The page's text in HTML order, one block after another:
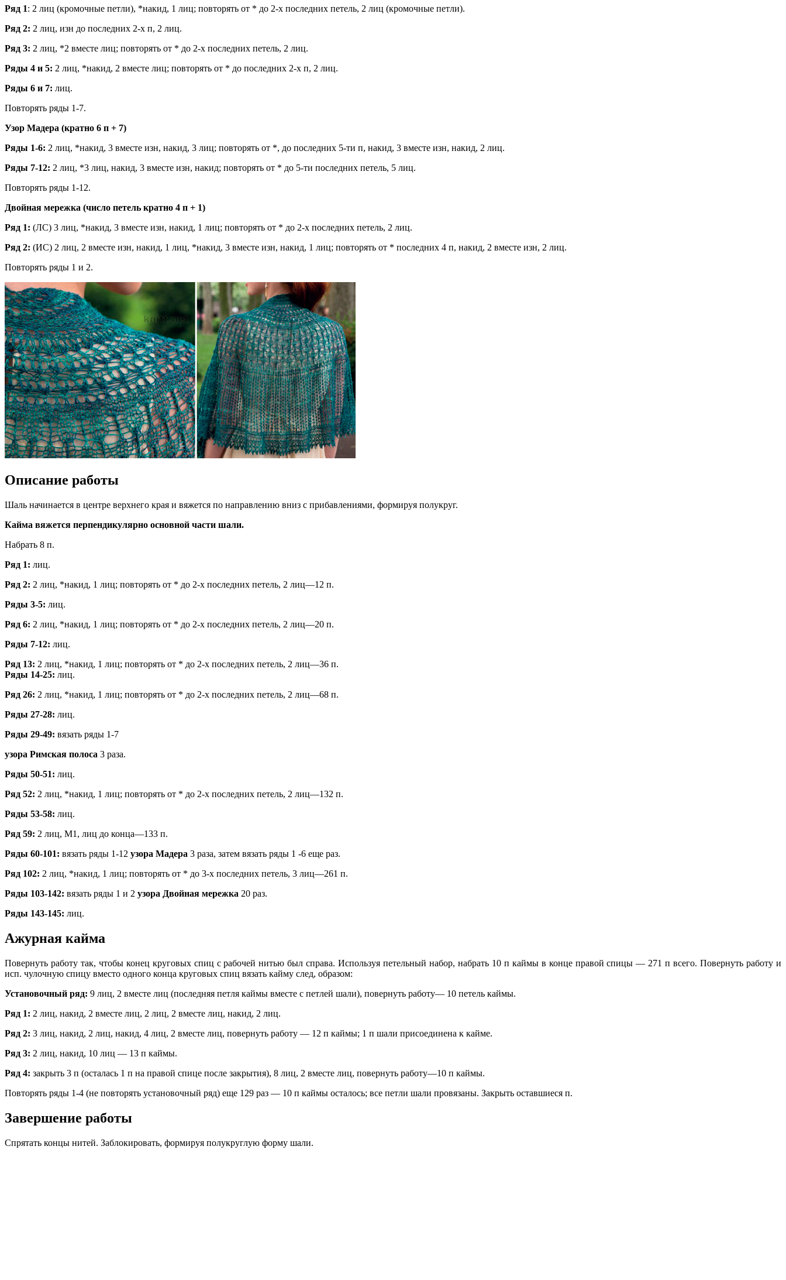
Ряд 1: 2 лиц (кромочные петли), *накид, 1 лиц; повторять от * до 2-х последних петель, 2 лиц (кромочные петли).
Ряд 2: 2 лиц, изн до последних 2-х п, 2 лиц.
Ряд 3: 2 лиц, *2 вместе лиц; повторять от * до 2-х последних петель, 2 лиц.
Ряды 4 и 5: 2 лиц, *накид, 2 вместе лиц; повторять от * до последних 2-х п, 2 лиц.
Ряды 6 и 7: лиц.
Повторять ряды 1-7.
Узор Мадера (кратно 6 п + 7)
Ряды 1-6: 2 лиц, *накид, 3 вместе изн, накид, 3 лиц; повторять от *, до последних 5-ти п, накид, 3 вместе изн, накид, 2 лиц.
Ряды 7-12: 2 лиц, *3 лиц, накид, 3 вместе изн, накид; повторять от * до 5-ти последних петель, 5 лиц.
Повторять ряды 1-12.
Двойная мережка (число петель кратно 4 п + 1)
Ряд 1: (ЛС) 3 лиц, *накид, 3 вместе изн, накид, 1 лиц; повторять от * до 2-х последних петель, 2 лиц.
Ряд 2: (ИС) 2 лиц, 2 вместе изн, накид, 1 лиц, *накид, 3 вместе изн, накид, 1 лиц; повторять от * последних 4 п, накид, 2 вместе изн, 2 лиц.
Повторять ряды 1 и 2.
Описание работы
Шаль начинается в центре верхнего края и вяжется по направлению вниз с прибавлениями, формируя полукруг.
Кайма вяжется перпендикулярно основной части шали.
Набрать 8 п.
Ряд 1: лиц.
Ряд 2: 2 лиц, *накид, 1 лиц; повторять от * до 2-х последних петель, 2 лиц—12 п.
Ряды 3-5: лиц.
Ряд 6: 2 лиц, *накид, 1 лиц; повторять от * до 2-х последних петель, 2 лиц—20 п.
Ряды 7-12: лиц.
Ряд 13: 2 лиц, *накид, 1 лиц; повторять от * до 2-х последних петель, 2 лиц—36 п.
Ряды 14-25: лиц.
Ряд 26: 2 лиц, *накид, 1 лиц; повторять от * до 2-х последних петель, 2 лиц—68 п.
Ряды 27-28: лиц.
Ряды 29-49: вязать ряды 1-7
узора Римская полоса 3 раза.
Ряды 50-51: лиц.
Ряд 52: 2 лиц, *накид, 1 лиц; повторять от * до 2-х последних петель, 2 лиц—132 п.
Ряды 53-58: лиц.
Ряд 59: 2 лиц, М1, лиц до конца—133 п.
Ряды 60-101: вязать ряды 1-12 узора Мадера 3 раза, затем вязать ряды 1 -6 еще раз.
Ряд 102: 2 лиц, *накид, 1 лиц; повторять от * до 3-х последних петель, 3 лиц—261 п.
Ряды 103-142: вязать ряды 1 и 2 узора Двойная мережка 20 раз.
Ряды 143-145: лиц.
Ажурная кайма
Повернуть работу так, чтобы конец круговых спиц с рабочей нитью был справа. Используя петельный набор, набрать 10 п каймы в конце правой спицы — 271 п всего. Повернуть работу и
исп. чулочную спицу вместо одного конца круговых спиц вязать кайму след, образом:
Установочный ряд: 9 лиц, 2 вместе лиц (последняя петля каймы вместе с петлей шали), повернуть работу— 10 петель каймы.
Ряд 1: 2 лиц, накид, 2 вместе лиц, 2 лиц, 2 вместе лиц, накид, 2 лиц.
Ряд 2: 3 лиц, накид, 2 лиц, накид, 4 лиц, 2 вместе лиц, повернуть работу — 12 п каймы; 1 п шали присоединена к кайме.
Ряд 3: 2 лиц, накид, 10 лиц — 13 п каймы.
Ряд 4: закрыть 3 п (осталась 1 п на правой спице после закрытия), 8 лиц, 2 вместе лиц, повернуть работу—10 п каймы.
Повторять ряды 1-4 (не повторять установочный ряд) еще 129 раз — 10 п каймы осталось; все петли шали провязаны. Закрыть оставшиеся п.
Завершение работы
Спрятать концы нитей. Заблокировать, формируя полукруглую форму шали.